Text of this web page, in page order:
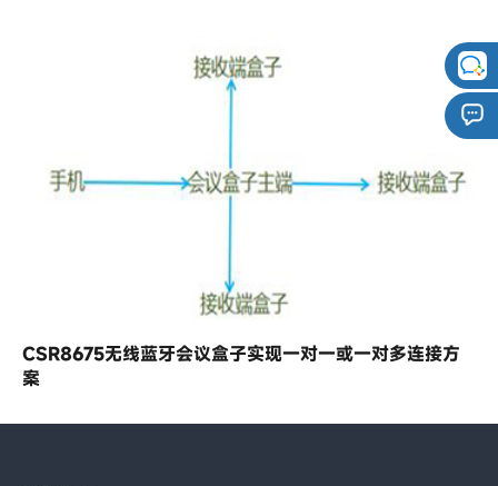
CSR8675无线蓝牙会议盒子实现一对一或一对多连接方
案